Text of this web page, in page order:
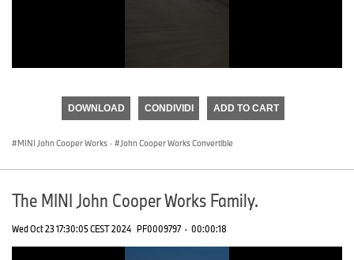
DOWNLOAD CONDIVIDI ADD TO CART
MINI John Cooper Works · John Cooper Works Convertible
The MINI John Cooper Works Family.
Wed Oct 23 17:30:05 CEST 2024 PF0009797 · 00:00:18